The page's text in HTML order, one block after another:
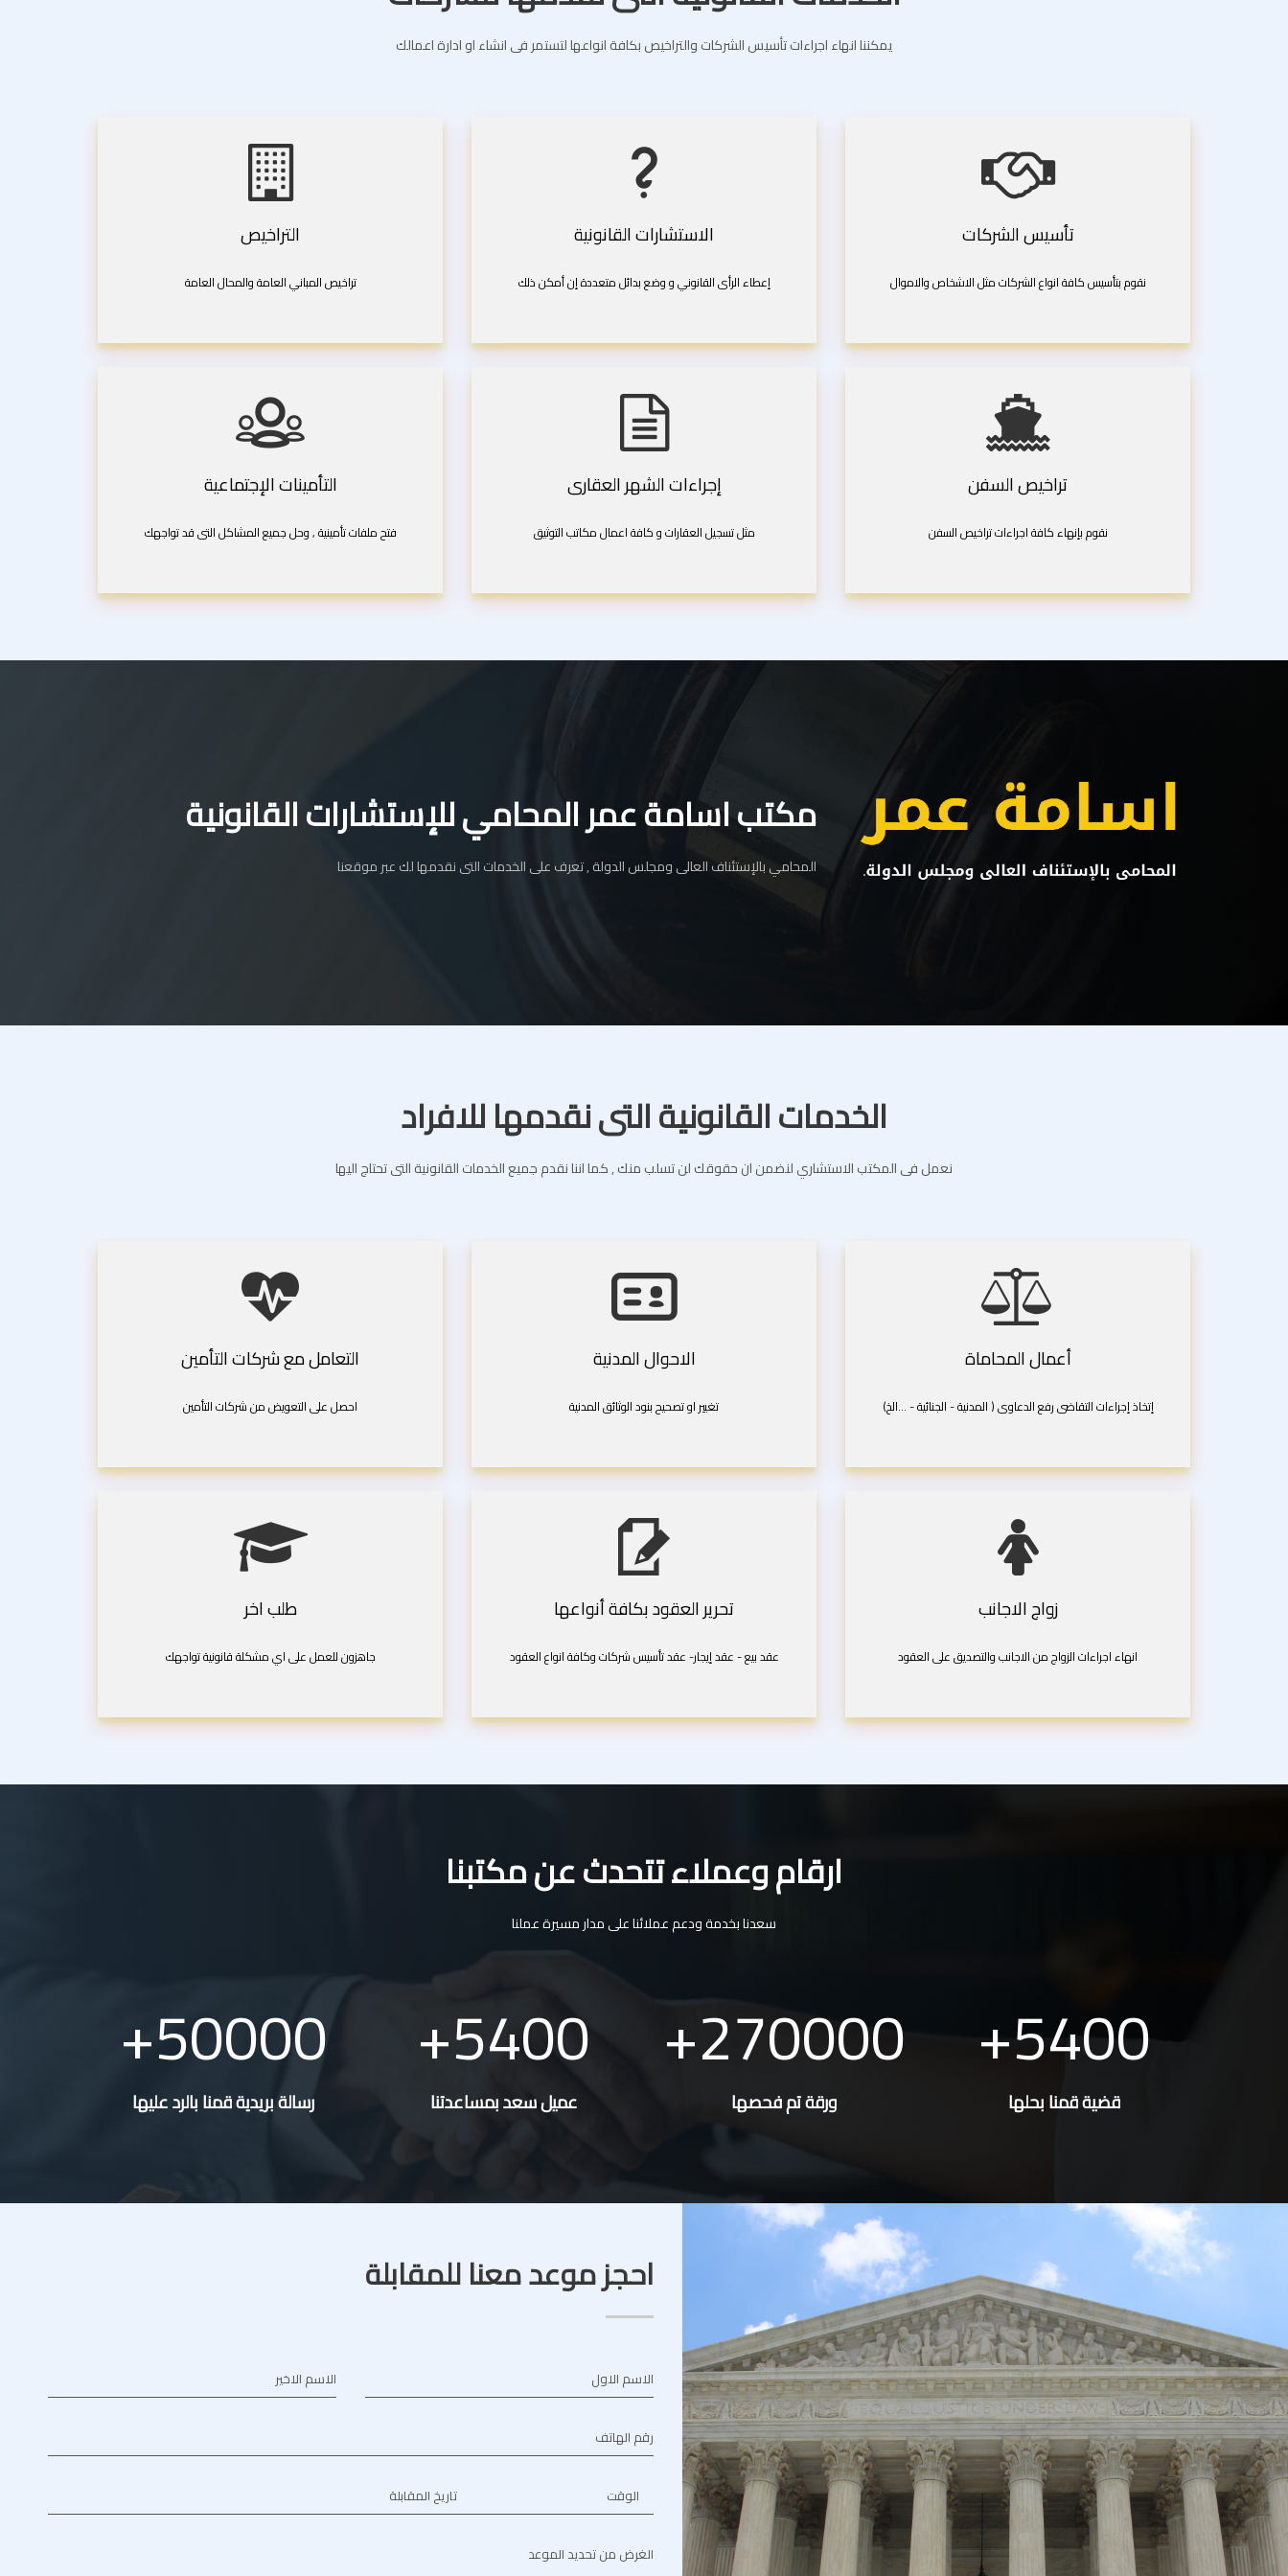
يمكننا انهاء اجراءات تأسيس الشركات والتراخيص بكافة انواعها لتستمر فى انشاء او ادارة اعمالك
تأسيس الشركات
نقوم بتأسيس كافة انواع الشركات مثل الاشخاص والاموال
الاستشارات القانونية
إعطاء الرأى القانوني و وضع بدائل متعددة إن أمكن ذلك
التراخيص
تراخيص المباني العامة والمحال العامة
تراخيص السفن
نقوم بإنهاء كافة اجراءات تراخيص السفن
إجراءات الشهر العقارى
مثل تسجيل العقارات و كافة اعمال مكاتب التوثيق
التأمينات الإجتماعية
فتح ملفات تأمينية , وحل جميع المشاكل التى قد تواجهك
مكتب اسامة عمر المحامي للإستشارات القانونية
المحامي بالإستئناف العالى ومجلس الدولة , تعرف على الخدمات التى نقدمها لك عبر موقعنا
الخدمات القانونية التى نقدمها للافراد
نعمل فى المكتب الاستشاري لنضمن ان حقوقك لن تسلب منك , كما اننا نقدم جميع الخدمات القانونية التى تحتاج اليها
أعمال المحاماة
إتخاذ إجراءات التقاضى رفع الدعاوى ( المدنية - الجنائية - ...الخ)
الاحوال المدنية
تغيير او تصحيح بنود الوثائق المدنية
التعامل مع شركات التأمين
احصل على التعويض من شركات التأمين
زواج الاجانب
انهاء اجراءات الزواج من الاجانب والتصديق على العقود
تحرير العقود بكافة أنواعها
عقد بيع - عقد إيجار- عقد تأسيس شركات وكافة انواع العقود
طلب اخر
جاهزون للعمل على اي مشكلة قانونية تواجهك
ارقام وعملاء تتحدث عن مكتبنا
سعدنا بخدمة ودعم عملائنا على مدار مسيرة عملنا
5400
قضية قمنا بحلها
270000
ورقة تم فحصها
5400
عميل سعد بمساعدتنا
50000
رسالة بريدية قمنا بالرد عليها
احجز موعد معنا للمقابلة
الاسم الاول الاسم الاخير
رقم الهاتف
تاريخ المقابلة الوقت
الغرض من تحديد الموعد